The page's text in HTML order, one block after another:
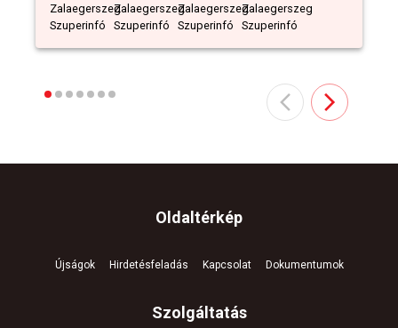
Zalaegerszeg
Szuperinfó
Zalaegerszeg
Szuperinfó
Zalaegerszeg
Szuperinfó
Zalaegerszeg
Szuperinfó
Szolgáltatás
Oldaltérkép
Újságok Hirdetésfeladás Kapcsolat Dokumentumok